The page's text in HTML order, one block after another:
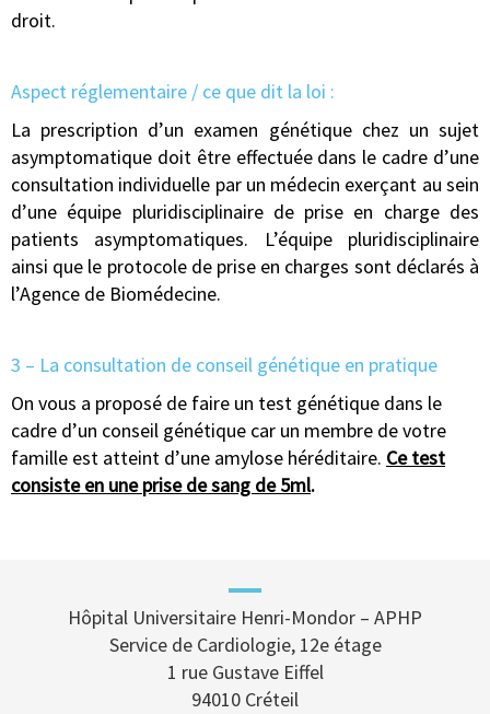
droit.
Aspect réglementaire / ce que dit la loi :
La prescription d’un examen génétique chez un sujet
asymptomatique doit être effectuée dans le cadre d’une
consultation individuelle par un médecin exerçant au sein
d’une équipe pluridisciplinaire de prise en charge des
patients asymptomatiques. L’équipe pluridisciplinaire
ainsi que le protocole de prise en charges sont déclarés à
l’Agence de Biomédecine.
3 – La consultation de conseil génétique en pratique
On vous a proposé de faire un test génétique dans le
cadre d’un conseil génétique car un membre de votre
famille est atteint d’une amylose héréditaire. Ce test
consiste en une prise de sang de 5ml.
Hôpital Universitaire Henri-Mondor – APHP
Service de Cardiologie, 12e étage
1 rue Gustave Eiffel
94010 Créteil